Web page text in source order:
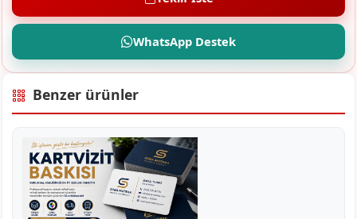
WhatsApp Destek
Benzer ürünler